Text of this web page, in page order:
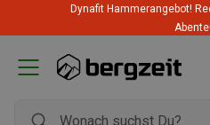
Dynafit Hammerangebot!